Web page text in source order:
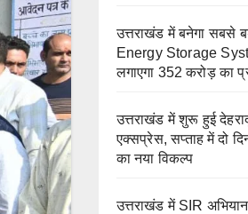
उत्तराखंड में बनेगा सबसे
Energy Storage
लगाएगा 352 करोड़ का
उत्तराखंड में शुरू हुई
एक्सप्रेस, सप्ताह में दो
का नया विकल्प
उत्तराखंड में SIR